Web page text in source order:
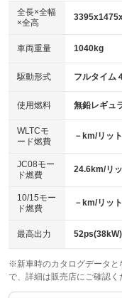
：装備なし
パワーウィンドウ
アイドリングストップ
：装備あり
USB入力端子
：装備なし
100V電源
：装備なし
センターデフロック
：装備なし
電動格納ミラー
：装備あり
：装備なし
革シート
キーレス
HID(キセノンライト)
：装備なし
バックカメラ
：装備あり
エアロ
：装備なし
：装備なし
パワーシート
ベンチシート
：装備あり
チップアップシート
：装備なし
：装備なし
ウォークスルー
：装備なし
全長×全幅
×全高
車両重量 1040kg
駆動形式 フルタイム
使用燃料 無鉛レギュ
WLTCモ
ード燃費
－km/リッ
JC08モー
ド燃費
24.6km/リ
10/15モー
ド燃費
－km/リッ
最高出力
※新車時のカタログデータと
で、詳細は販売店にご確認く